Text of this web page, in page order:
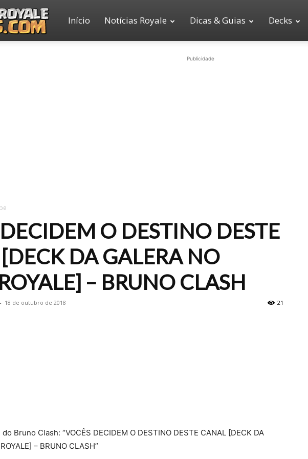
Clash
Início Notícias Royale Dicas & Guias Decks
Publicidade
O DESTINO DESTE
DA GALERA NO
– BRUNO CLASH
- 18 de outubro de 2018 21
Bruno Clash: “VOCÊS DECIDEM O DESTINO DESTE CANAL [DECK DA
– BRUNO CLASH”